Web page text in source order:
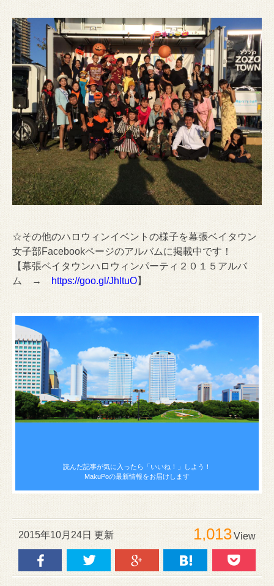
☆その他のハロウィンイベントの様子を幕張ベイタウン
女子部Facebookページのアルバムに掲載中です！
【幕張ベイタウンハロウィンパーティ２０１５アルバ
ム → https://goo.gl/JhltuO】
読んだ記事が気に入ったら 「いいね！」しよう！
MakuPoの最新情報をお届けします
2015年10月24日 更新 1,013View